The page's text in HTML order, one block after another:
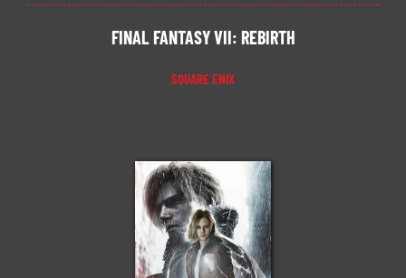
FINAL FANTASY VII: REBIRTH
SQUARE ENIX